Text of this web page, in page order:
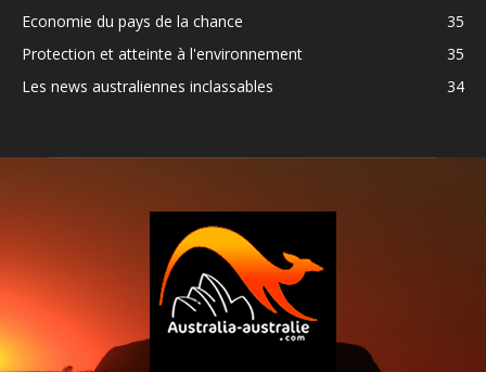
Economie du pays de la chance
35
Protection et atteinte à l'environnement
35
Les news australiennes inclassables
34